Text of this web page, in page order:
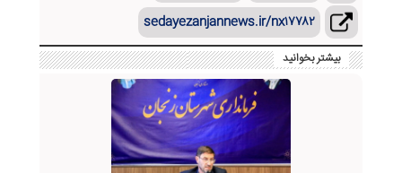
sedayezanjannews.ir/nx۱۷۷۸۲
بیشتر بخوانید